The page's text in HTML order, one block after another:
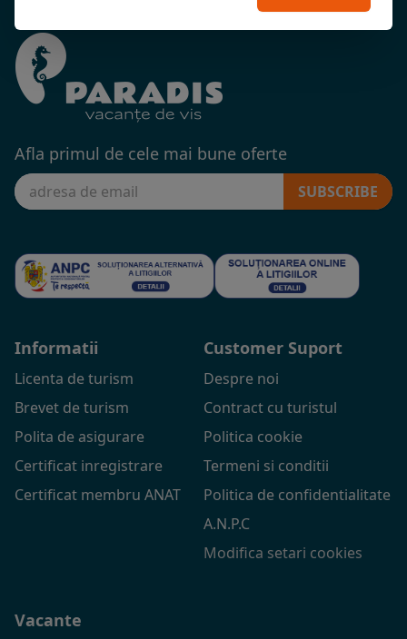
Afla primul de cele mai bune oferte
SUBSCRIBE
Informatii
Licenta de turism
Brevet de turism
Polita de asigurare
Certificat inregistrare
Certificat membru ANAT
Customer Suport
Despre noi
Contract cu turistul
Politica cookie
Termeni si conditii
Politica de confidentialitate
A.N.P.C
Modifica setari cookies
Vacante